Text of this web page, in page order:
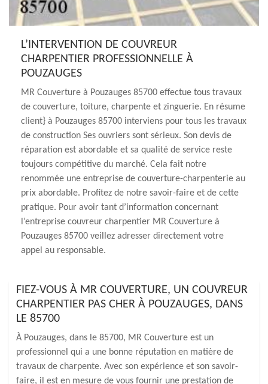
L’INTERVENTION DE COUVREUR
CHARPENTIER PROFESSIONNELLE À
POUZAUGES
MR Couverture à Pouzauges 85700 effectue tous travaux
de couverture, toiture, charpente et zinguerie. En résume
client} à Pouzauges 85700 interviens pour tous les travaux
de construction Ses ouvriers sont sérieux. Son devis de
réparation est abordable et sa qualité de service reste
toujours compétitive du marché. Cela fait notre
renommée une entreprise de couverture-charpenterie au
prix abordable. Profitez de notre savoir-faire et de cette
pratique. Pour avoir tant d’information concernant
l’entreprise couvreur charpentier MR Couverture à
Pouzauges 85700 veillez adresser directement votre
appel au responsable.
FIEZ-VOUS À MR COUVERTURE, UN COUVREUR
CHARPENTIER PAS CHER À POUZAUGES, DANS
LE 85700
À Pouzauges, dans le 85700, MR Couverture est un
professionnel qui a une bonne réputation en matière de
travaux de charpente. Avec son expérience et son savoir-
faire, il est en mesure de vous fournir une prestation de